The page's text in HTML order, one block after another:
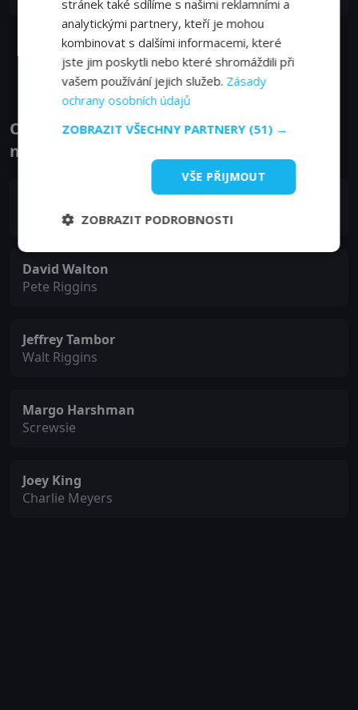
21. 03. 2012
Zobrazit další epizody
Obsazení filmu nebo pořadu Hodinový
manžel - Herci a tvůrci
Alex Meyers
David Walton
Pete Riggins
Jeffrey Tambor
Walt Riggins
Margo Harshman
Screwsie
Joey King
Charlie Meyers
stránek také sdílíme s našimi reklamními a
analytickými partnery, kteří je mohou
kombinovat s dalšími informacemi, které
jste jim poskytli nebo které shromáždili při
vašem používání jejich služeb. Zásady
ochrany osobních údajů
ZOBRAZIT VŠECHNY PARTNERY (51) →
VŠE PŘIJMOUT
ZOBRAZIT PODROBNOSTI